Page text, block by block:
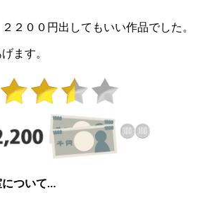
２００円出してもいい作品でした。
ます。
について…